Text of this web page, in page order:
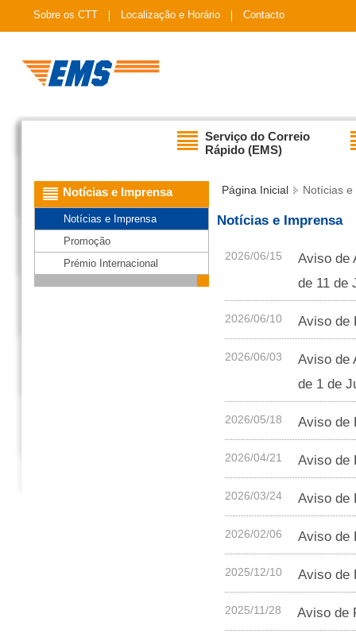
Sobre os CTT Localização e Horário Contacto
Serviço do Correio
Rápido (EMS)
Notícias e Imprensa
Notícias e Imprensa
Promoção
Prémio Internacional
Página Inicial Notícias
Notícias e Imprensa
2026/06/15
Aviso de
de 11 de
2026/06/10 Aviso de
2026/06/03
Aviso de
de 1 de
2026/05/18 Aviso de
2026/04/21 Aviso de
2026/03/24 Aviso de
2026/02/06 Aviso de
2025/12/10 Aviso de
2025/11/28 Aviso de